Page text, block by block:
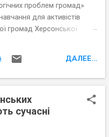
проблем громад»
для активістів
громад Херсонської
проєкту щодо
Херсонщини на
політичних і
– поєднував
навчання. Він одразу
на наступні завдання:
ДАЛЕЕ...
сучасні